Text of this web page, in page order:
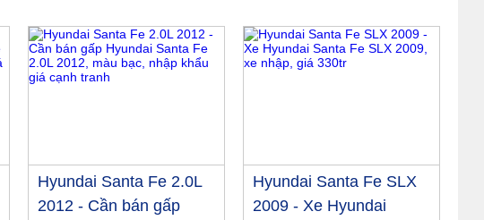
Hyundai Santa Fe 2.0L
2012 - Cần bán gấp
Hyundai Santa Fe SLX
2009 - Xe Hyundai